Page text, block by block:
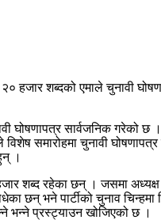
२० हजार शब्दको एमाले चुनावी
घोषणापत्र सार्वजनिक गरेको
समारोहमा चुनावी
।
शब्द रहेका छन् । जसमा
छन् भने पार्टीको चुनाव चिन्हमा
भन्ने प्रस्ट्याउन खोजिएको छ ।